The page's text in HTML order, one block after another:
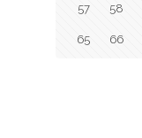
57 58
65 66